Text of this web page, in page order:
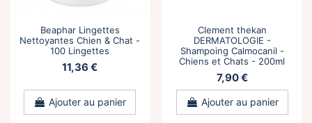
Beaphar Lingettes
Nettoyantes Chien & Chat -
100 Lingettes
11,36 €
Ajouter au panier
Clement thekan
DERMATOLOGIE -
Shampoing Calmocanil -
Chiens et Chats - 200ml
7,90 €
Ajouter au panier